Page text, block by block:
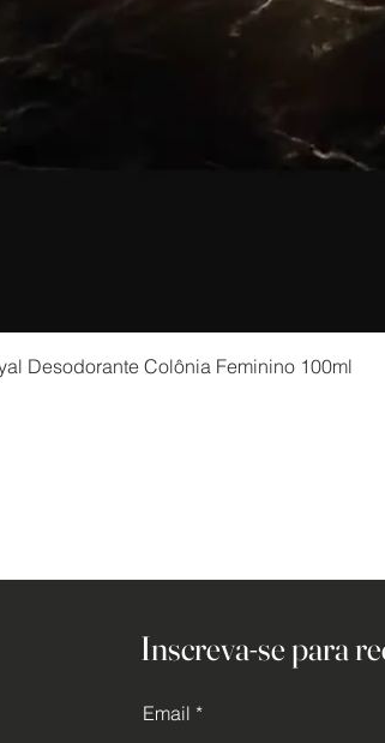
Desodorante Colônia Feminino 100ml
Inscreva-se para
Email